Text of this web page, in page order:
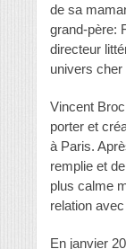
de sa
grand-père:
directeur
univers
Vincent
porter et
à Paris.
remplie et
plus calme
relation
En janvier